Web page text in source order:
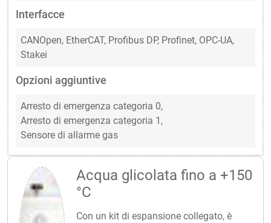
Acqua glicolata fino a +150
°C
Con un kit di espansione collegato, è
Interfacce
CANOpen, EtherCAT, Profibus DP, Profinet, OPC-UA,
Stakei
Opzioni aggiuntive
Arresto di emergenza categoria 0,
Arresto di emergenza categoria 1,
Sensore di allarme gas